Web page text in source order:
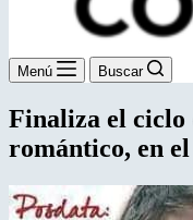
Menú Buscar
Finaliza el ciclo
romántico, en